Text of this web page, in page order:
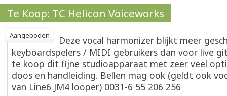
Te Koop: TC Helicon Voiceworks
Aangeboden
Deze vocal harmonizer blijkt meer
keyboardspelers / MIDI gebruikers dan voor live
te koop dit fijne studioapparaat met zeer veel
doos en handleiding. Bellen mag ook (geldt ook
van Line6 JM4 looper) 0031-6 55 206 256